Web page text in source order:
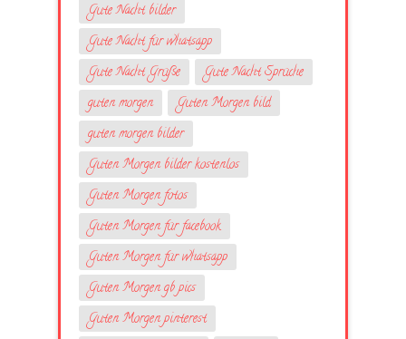
Gute Nacht bilder
Gute Nacht für whatsapp
Gute Nacht Grüße
Gute Nacht Sprüche
guten morgen
Guten Morgen bild
guten morgen bilder
Guten Morgen bilder kostenlos
Guten Morgen fotos
Guten Morgen für facebook
Guten Morgen für whatsapp
Guten Morgen gb pics
Guten Morgen pinterest